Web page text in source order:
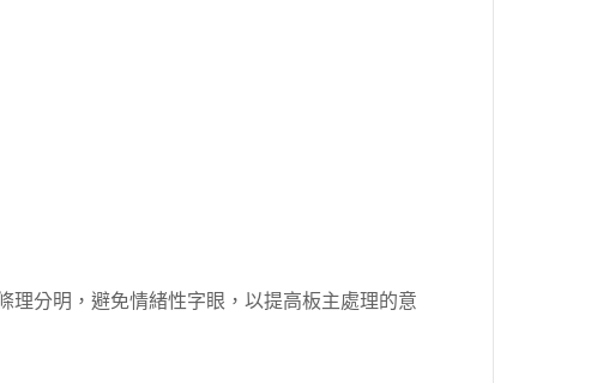
分明，避免情緒性字眼，以提高板主處理的意